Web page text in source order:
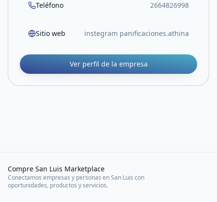
Teléfono 2664826998
Sitio web instegram panificaciones.athina
Ver perfil de la empresa
Compre San Luis Marketplace
Conectamos empresas y personas en San Luis con
oportunidades, productos y servicios.